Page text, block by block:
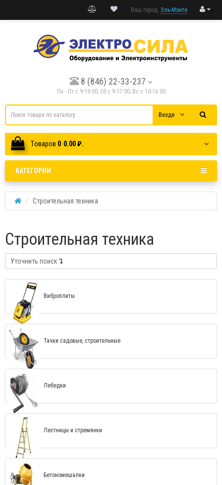
Ваш город: Эль-Монте
8 (846) 22-33-237
Пн - Пт с 9-19:00; Cб с 9-17:00; Вс с 10-16:00
Везде
Tоваров 0 0.00 ₽.
КАТЕГОРИИ
Строительная техника
Строительная техника
Уточнить поиск
Виброплиты
Тачки садовые, строительные
Лебедки
Лестницы и стремянки
Бетономешалки